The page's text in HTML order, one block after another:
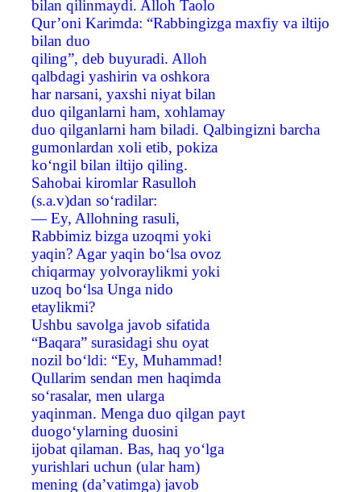
bilan qilinmaydi. Alloh Taolo
Qur’oni Karimda: “Rabbingizga maxfiy va iltijo
bilan duo
qiling”, deb buyuradi. Alloh
qalbdagi yashirin va oshkora
har narsani, yaxshi niyat bilan
duo qilganlarni ham, xohlamay
duo qilganlarni ham biladi. Qalbingizni barcha
gumonlardan xoli etib, pokiza
ko‘ngil bilan iltijo qiling.
Sahobai kiromlar Rasulloh
(s.a.v)dan so‘radilar:
— Ey, Allohning rasuli,
Rabbimiz bizga uzoqmi yoki
yaqin? Agar yaqin bo‘lsa ovoz
chiqarmay yolvoraylikmi yoki
uzoq bo‘lsa Unga nido
etaylikmi?
Ushbu savolga javob sifatida
“Baqara” surasidagi shu oyat
nozil bo‘ldi: “Ey, Muhammad!
Qullarim sendan men haqimda
so‘rasalar, men ularga
yaqinman. Menga duo qilgan payt
duogo‘ylarning duosini
ijobat qilaman. Bas, haq yo‘lga
yurishlari uchun (ular ham)
mening (da’vatimga) javob